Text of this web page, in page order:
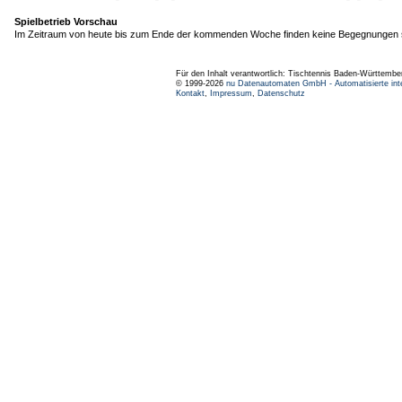
Spielbetrieb Vorschau
Im Zeitraum von heute bis zum Ende der kommenden Woche finden keine Begegnungen
Für den Inhalt verantwortlich: Tischtennis Baden-
© 1999-2026 nu Datenautomaten GmbH - Automatisierte
Kontakt, Impressum, Datenschutz